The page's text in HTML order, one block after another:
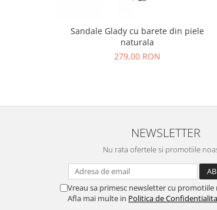
Sandale Glady cu barete din piele
naturala
279,00 RON
NEWSLETTER
Nu rata ofertele si promotiile
Vreau sa primesc newsletter cu promotiile
Afla mai multe in Politica de